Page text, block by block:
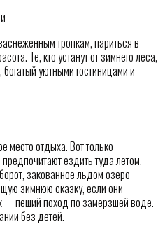
тропкам, париться в
Те, кто устанут от зимнего леса,
уютными гостиницами и
место отдыха. Вот только
ездить туда летом.
закованное льдом озеро
зимнюю сказку, если они
— пеший поход по замерзшей воде.
без детей.